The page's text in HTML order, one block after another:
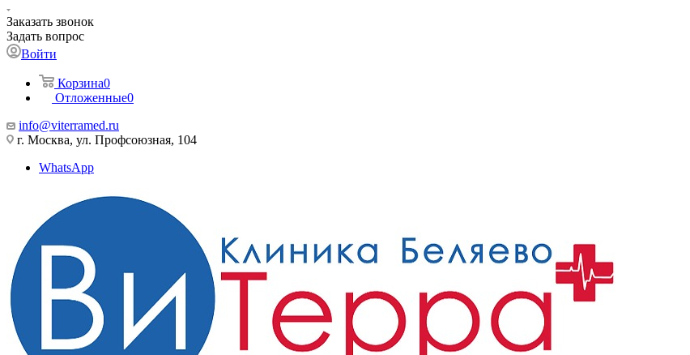
Заказать звонок
Задать вопрос
Войти
Корзина0
Отложенные0
info@viterramed.ru
г. Москва, ул. Профсоюзная, 104
WhatsApp